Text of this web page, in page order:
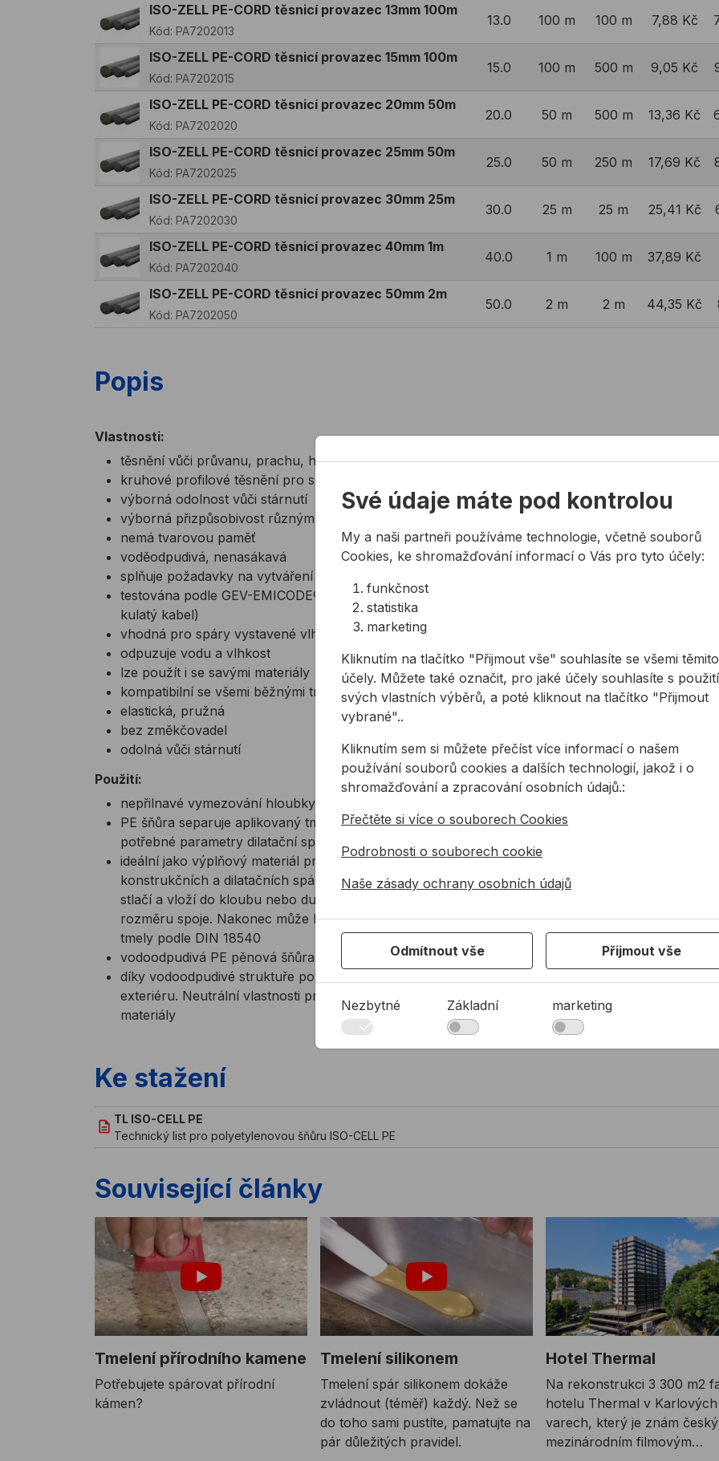
ISO-ZELL PE-CORD těsnicí provazec 13mm 100m
Kód: PA7202013
13.0 100 m 100 m 7,88 Kč
ISO-ZELL PE-CORD těsnicí provazec 15mm 100m
Kód: PA7202015
15.0 100 m 500 m 9,05 Kč
ISO-ZELL PE-CORD těsnicí provazec 20mm 50m
Kód: PA7202020
20.0 50 m 500 m 13,36 Kč
ISO-ZELL PE-CORD těsnicí provazec 25mm 50m
Kód: PA7202025
25.0 50 m 250 m 17,69 Kč
ISO-ZELL PE-CORD těsnicí provazec 30mm 25m
Kód: PA7202030
30.0 25 m 25 m 25,41 Kč
ISO-ZELL PE-CORD těsnicí provazec 40mm 1m
Kód: PA7202040
40.0 1 m 100 m 37,89 Kč
ISO-ZELL PE-CORD těsnicí provazec 50mm 2m
Kód: PA7202050
50.0 2 m 2 m 44,35 Kč
Popis
Vlastnosti:
těsnění vůči průvanu, prachu, hluku a vibracím
kruhové profilové těsnění pro spáry vystavené vlhkosti
výborná odolnost vůči stárnutí
výborná přizpůsobivost různým povrchům
nemá tvarovou paměť
voděodpudivá, nenasákavá
splňuje požadavky na vytváření dilatačních spár dle DIN 18 540
testována podle GEV-EMICODE®, certifikována s velmi nízkými emisemi (EC1 PLUS) (PE
kulatý kabel)
vhodná pro spáry vystavené vlhkosti
odpuzuje vodu a vlhkost
lze použít i se savými materiály
kompatibilní se všemi běžnými tmely (silikon, akryl, MS polymer, PU)
elastická, pružná
bez změkčovadel
odolná vůči stárnutí
​Použití:
nepřilnavé vymezování hloubky spáry při tmelení dilatačních spár stavebních konstrukcí
PE šňůra separuje aplikovaný tmel ode dna spáry, vymezuje její hloubku a tím zajišťuje
potřebné parametry dilatační spáry
ideální jako výplňový materiál pro zvukovou izolaci a utěsnění zásypů, připojovacích spár,
konstrukčních a dilatačních spár, těsnění profilových skel a výplní dutin. Pěnová šňůra se
stlačí a vloží do kloubu nebo dutiny a zatlačí se, dokud se nedosáhne požadovaného
rozměru spoje. Nakonec může být šňůra pokryta všemi komerčně dostupnými stříkatelnými
tmely podle DIN 18540
vodoodpudivá PE pěnová šňůra do interiéru i exteriéru
díky vodoodpudivé struktuře povrchu ji lze použít ve spojení se stříkatelnými tmely v interiéru i
exteriéru. Neutrální vlastnosti produktu a uzavřený povrch umožňují použití i se savými
materiály
Ke stažení
TL ISO-CELL PE
Technický list pro polyetylenovou šňůru ISO-CELL PE
Související články
Tmelení přírodního kamene
Potřebujete spárovat přírodní
kámen?
Tmelení silikonem
Tmelení spár silikonem dokáže
zvládnout (téměř) každý. Než se
do toho sami pustíte, pamatujte na
pár důležitých pravidel.
Hotel Thermal
Na rekonstrukci 3 300 m2
hotelu Thermal v Karlových
varech, který je znám
mezinárodním filmovým
Své údaje máte pod kontrolou
My a naši partneři používáme technologie, včetně souborů
Cookies, ke shromažďování informací o Vás pro tyto účely:
funkčnost
statistika
marketing
Kliknutím na tlačítko "Přijmout vše" souhlasíte se všemi těmito
účely. Můžete také označit, pro jaké účely souhlasíte s
svých vlastních výběrů, a poté kliknout na tlačítko "Přijmout
vybrané"..
Kliknutím sem si můžete přečíst více informací o našem
používání souborů cookies a dalších technologií, jakož i o
shromažďování a zpracování osobních údajů.:
Přečtěte si více o souborech Cookies
Podrobnosti o souborech cookie
Naše zásady ochrany osobních údajů
Odmítnout vše Přijmout vše
Nezbytné Základní marketing